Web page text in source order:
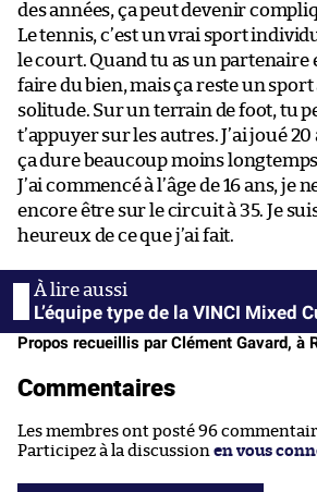
des années, ça peut devenir
Le tennis, c’est un vrai sport
le court. Quand tu as un partenaire
faire du bien, mais ça reste un sport
solitude. Sur un terrain de foot, tu
t’appuyer sur les autres. J’ai joué
ça dure beaucoup moins
J’ai commencé à l’âge de 16 ans, je
encore être sur le circuit à 35. Je
heureux de ce que j’ai fait.
L’équipe type de la VINCI Mixed
Propos recueillis par Clément Gavard, à
Commentaires
Les membres ont posté 96
Participez à la discussion en vous